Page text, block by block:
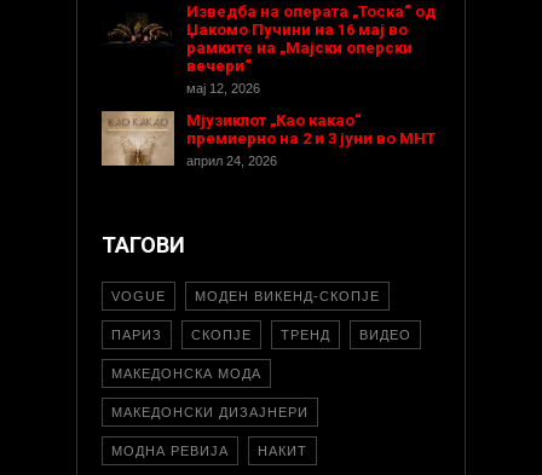
Изведба на операта „Тоска“ од
Џакомо Пучини на 16 мај во
рамките на „Мајски оперски
вечери“
мај 12, 2026
Мјузиклот „Као какао“
премиерно на 2 и 3 јуни во МНТ
април 24, 2026
ТАГОВИ
VOGUE МОДЕН ВИКЕНД-СКОПЈЕ
ПАРИЗ СКОПЈЕ ТРЕНД ВИДЕО
МАКЕДОНСКА МОДА
МАКЕДОНСКИ ДИЗАЈНЕРИ
МОДНА РЕВИЈА НАКИТ